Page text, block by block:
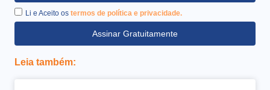
Li e Aceito os termos de política e privacidade.
Assinar Gratuitamente
Leia também: